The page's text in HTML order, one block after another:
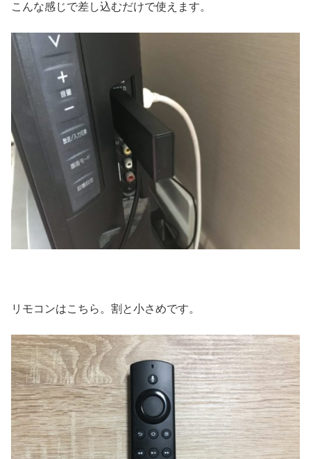
こんな感じで差し込むだけで使えます。
リモコンはこちら。割と小さめです。